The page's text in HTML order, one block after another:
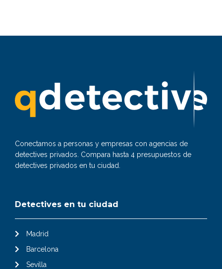
Conectamos a personas y empresas con agencias de
detectives privados. Compara hasta 4 presupuestos de
detectives privados en tu ciudad.
Detectives en tu ciudad
Madrid
Barcelona
Sevilla